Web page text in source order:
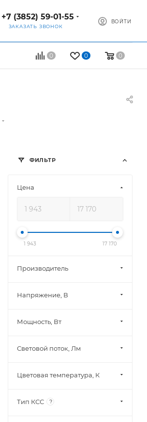
+7 (3852) 59-01-55
ЗАКАЗАТЬ ЗВОНОК
ВОЙТИ
0 0 0
ФИЛЬТР
Цена
1 943 17 170
Производитель
Напряжение, В
Мощность, Вт
Световой поток, Лм
Цветовая температура, К
Тип КСС ?